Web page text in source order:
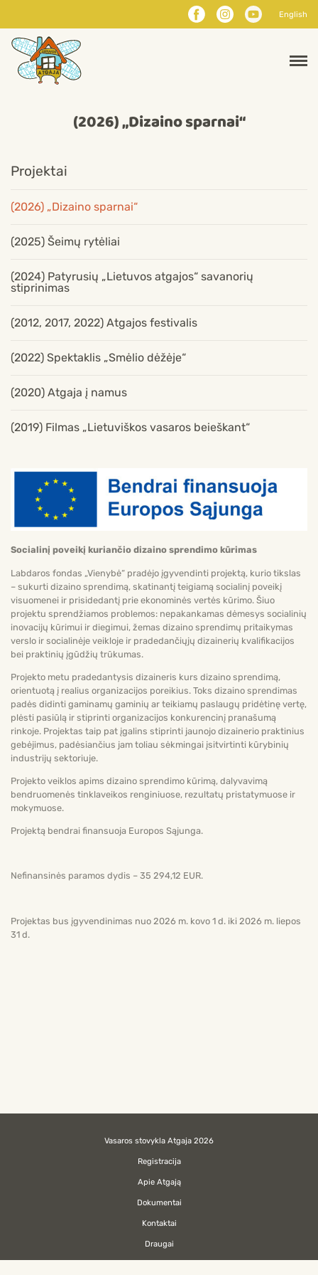
English
(2026) „Dizaino sparnai“
Projektai
(2026) „Dizaino sparnai“
(2025) Šeimų rytėliai
(2024) Patyrusių „Lietuvos atgajos“ savanorių
stiprinimas
(2012, 2017, 2022) Atgajos festivalis
(2022) Spektaklis „Smėlio dėžėje“
(2020) Atgaja į namus
(2019) Filmas „Lietuviškos vasaros beieškant“
Socialinį poveikį kuriančio dizaino sprendimo kūrimas
Labdaros fondas „Vienybė“ pradėjo įgyvendinti projektą, kurio tikslas
– sukurti dizaino sprendimą, skatinantį teigiamą socialinį poveikį
visuomenei ir prisidedantį prie ekonominės vertės kūrimo. Šiuo
projektu sprendžiamos problemos: nepakankamas dėmesys socialinių
inovacijų kūrimui ir diegimui, žemas dizaino sprendimų pritaikymas
verslo ir socialinėje veikloje ir pradedančiųjų dizainerių kvalifikacijos
bei praktinių įgūdžių trūkumas.
Projekto metu pradedantysis dizaineris kurs dizaino sprendimą,
orientuotą į realius organizacijos poreikius. Toks dizaino sprendimas
padės didinti gaminamų gaminių ar teikiamų paslaugų pridėtinę vertę,
plėsti pasiūlą ir stiprinti organizacijos konkurencinį pranašumą
rinkoje. Projektas taip pat įgalins stiprinti jaunojo dizainerio praktinius
gebėjimus, padėsiančius jam toliau sėkmingai įsitvirtinti kūrybinių
industrijų sektoriuje.
Projekto veiklos apims dizaino sprendimo kūrimą, dalyvavimą
bendruomenės tinklaveikos renginiuose, rezultatų pristatymuose ir
mokymuose.
Projektą bendrai finansuoja Europos Sąjunga.
Nefinansinės paramos dydis – 35 294,12 EUR.
Projektas bus įgyvendinimas nuo 2026 m. kovo 1 d. iki 2026 m. liepos
31 d.
Vasaros stovykla Atgaja 2026
Registracija
Apie Atgają
Dokumentai
Kontaktai
Draugai